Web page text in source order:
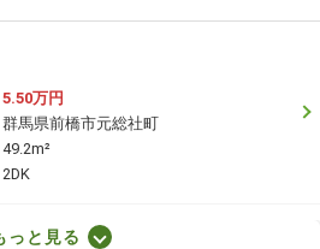
5.50万円
群馬県前橋市元総社町
49.2m²
2DK
っと見る